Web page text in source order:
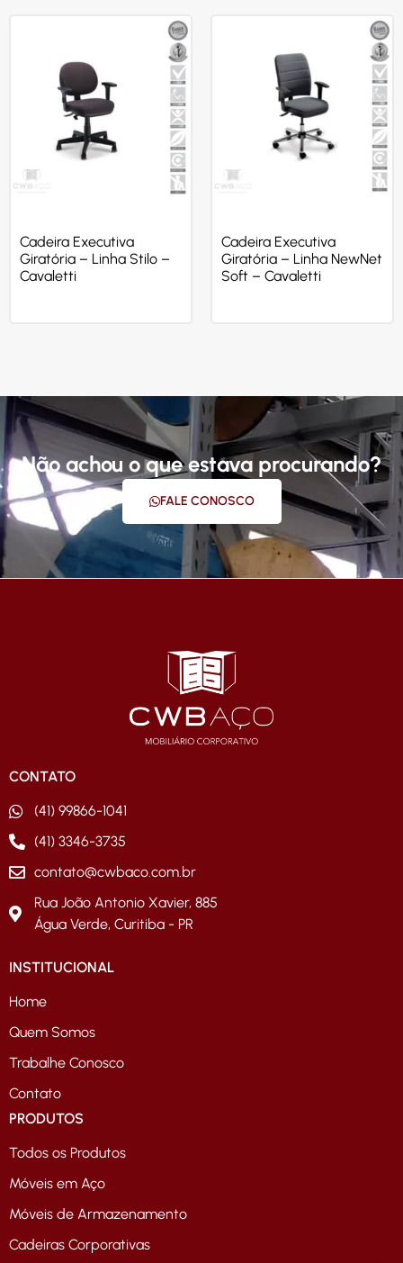
Cadeira Executiva
Giratória – Linha Stilo –
Cavaletti
Cadeira Executiva
Giratória – Linha NewNet
Soft – Cavaletti
Não achou o que estava procurando?
FALE CONOSCO
CONTATO
(41) 99866-1041
(41) 3346-3735
contato@cwbaco.com.br
Rua João Antonio Xavier, 885
Água Verde, Curitiba - PR
INSTITUCIONAL
Home
Quem Somos
Trabalhe Conosco
Contato
PRODUTOS
Todos os Produtos
Móveis em Aço
Móveis de Armazenamento
Cadeiras Corporativas